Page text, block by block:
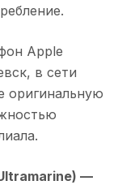
Apple
, в сети
оригинальную
—